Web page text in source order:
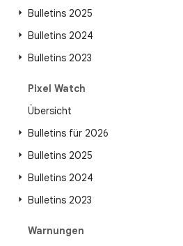
Bulletins 2025
Bulletins 2024
Bulletins 2023
Pixel Watch
Übersicht
Bulletins für 2026
Bulletins 2025
Bulletins 2024
Bulletins 2023
Warnungen